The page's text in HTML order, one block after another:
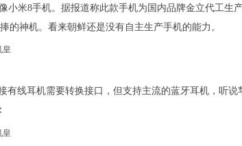
小米8手机。据报道称此款手机为国内品牌金立代工生
的神机。看来朝鲜还是没有自主生产手机的能力。
有线耳机需要转换接口，但支持主流的蓝牙耳机，听